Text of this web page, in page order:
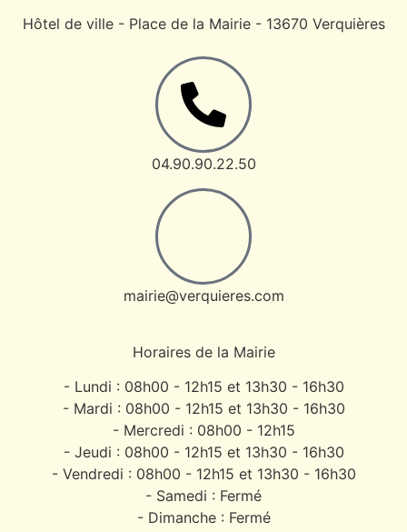
Hôtel de ville - Place de la Mairie - 13670 Verquières
04.90.90.22.50
mairie@verquieres.com
Horaires de la Mairie
- Lundi : 08h00 - 12h15 et 13h30 - 16h30
- Mardi : 08h00 - 12h15 et 13h30 - 16h30
- Mercredi : 08h00 - 12h15
- Jeudi : 08h00 - 12h15 et 13h30 - 16h30
- Vendredi : 08h00 - 12h15 et 13h30 - 16h30
- Samedi : Fermé
- Dimanche : Fermé